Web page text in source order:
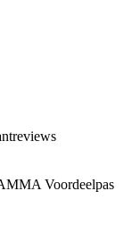
Voordeelpas